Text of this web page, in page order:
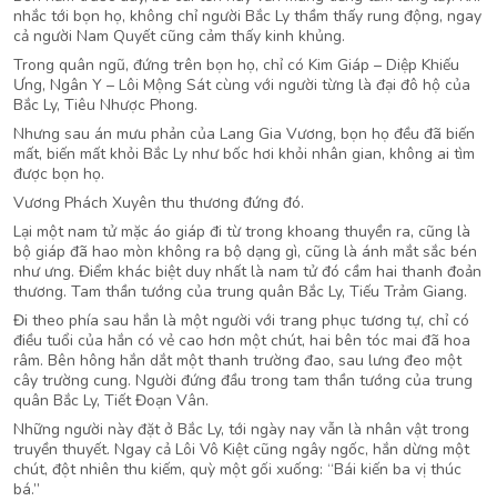
nhắc tới bọn họ, không chỉ người Bắc Ly thầm thấy rung động, ngay
cả người Nam Quyết cũng cảm thấy kinh khủng.
Trong quân ngũ, đứng trên bọn họ, chỉ có Kim Giáp – Diệp Khiếu
Ưng, Ngân Y – Lôi Mộng Sát cùng với người từng là đại đô hộ của
Bắc Ly, Tiêu Nhược Phong.
Nhưng sau án mưu phản của Lang Gia Vương, bọn họ đều đã biến
mất, biến mất khỏi Bắc Ly như bốc hơi khỏi nhân gian, không ai tìm
được bọn họ.
Vương Phách Xuyên thu thương đứng đó.
Lại một nam tử mặc áo giáp đi từ trong khoang thuyền ra, cũng là
bộ giáp đã hao mòn không ra bộ dạng gì, cũng là ánh mắt sắc bén
như ưng. Điểm khác biệt duy nhất là nam tử đó cầm hai thanh đoản
thương. Tam thần tướng của trung quân Bắc Ly, Tiếu Trảm Giang.
Đi theo phía sau hắn là một người với trang phục tương tự, chỉ có
điều tuổi của hắn có vẻ cao hơn một chút, hai bên tóc mai đã hoa
râm. Bên hông hắn dắt một thanh trường đao, sau lưng đeo một
cây trường cung. Người đứng đầu trong tam thần tướng của trung
quân Bắc Ly, Tiết Đoạn Vân.
Những người này đặt ở Bắc Ly, tới ngày nay vẫn là nhân vật trong
truyền thuyết. Ngay cả Lôi Vô Kiệt cũng ngây ngốc, hắn dừng một
chút, đột nhiên thu kiếm, quỳ một gối xuống: “Bái kiến ba vị thúc
bá.”